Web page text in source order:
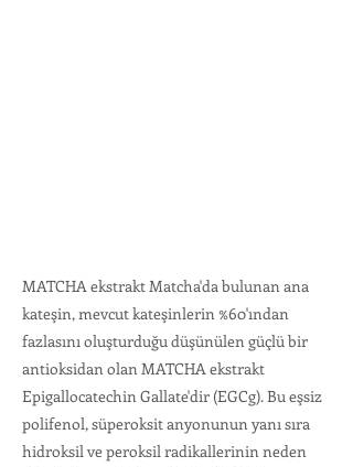
MATCHA ekstrakt Matcha'da bulunan ana
kateşin, mevcut kateşinlerin %60'ından
fazlasını oluşturduğu düşünülen güçlü bir
antioksidan olan MATCHA ekstrakt
Epigallocatechin Gallate'dir (EGCg). Bu eşsiz
polifenol, süperoksit anyonunun yanı sıra
hidroksil ve peroksil radikallerinin neden